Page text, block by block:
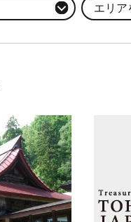
エリア
社 参拝 の詳